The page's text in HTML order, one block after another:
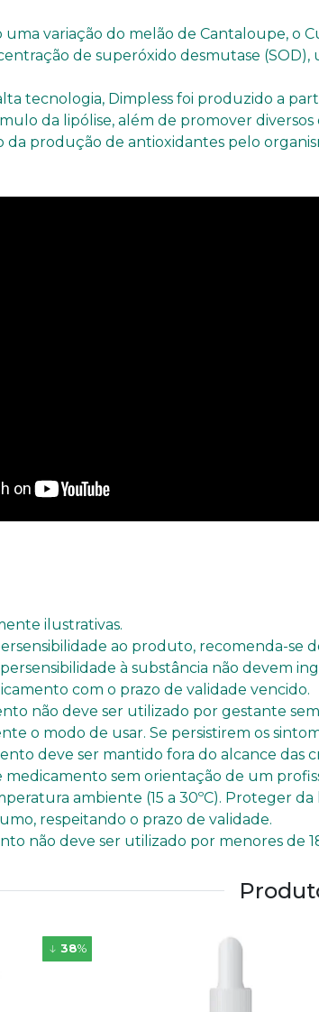
uma variação do melão de Cantaloupe, o
de superóxido desmutase (SOD),
tecnologia, Dimpless foi produzido a
da lipólise, além de promover
produção de antioxidantes pelo
ilustrativas.
ao produto, recomenda-se
à substância não devem
com o prazo de validade vencido.
não deve ser utilizado por gestante
o modo de usar. Se persistirem os
deve ser mantido fora do alcance das
sem orientação de um
ambiente (15 a 30ºC). Proteger
respeitando o prazo de validade.
não deve ser utilizado por menores de
38%